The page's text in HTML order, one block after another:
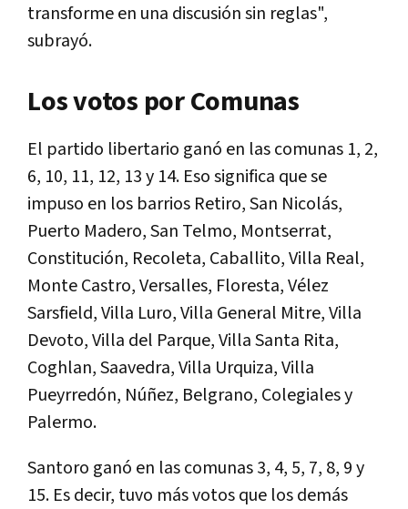
transforme en una discusión sin reglas",
subrayó.
Los votos por Comunas
El partido libertario ganó en las comunas 1, 2,
6, 10, 11, 12, 13 y 14. Eso significa que se
impuso en los barrios Retiro, San Nicolás,
Puerto Madero, San Telmo, Montserrat,
Constitución, Recoleta, Caballito, Villa Real,
Monte Castro, Versalles, Floresta, Vélez
Sarsfield, Villa Luro, Villa General Mitre, Villa
Devoto, Villa del Parque, Villa Santa Rita,
Coghlan, Saavedra, Villa Urquiza, Villa
Pueyrredón, Núñez, Belgrano, Colegiales y
Palermo.
Santoro ganó en las comunas 3, 4, 5, 7, 8, 9 y
15. Es decir, tuvo más votos que los demás